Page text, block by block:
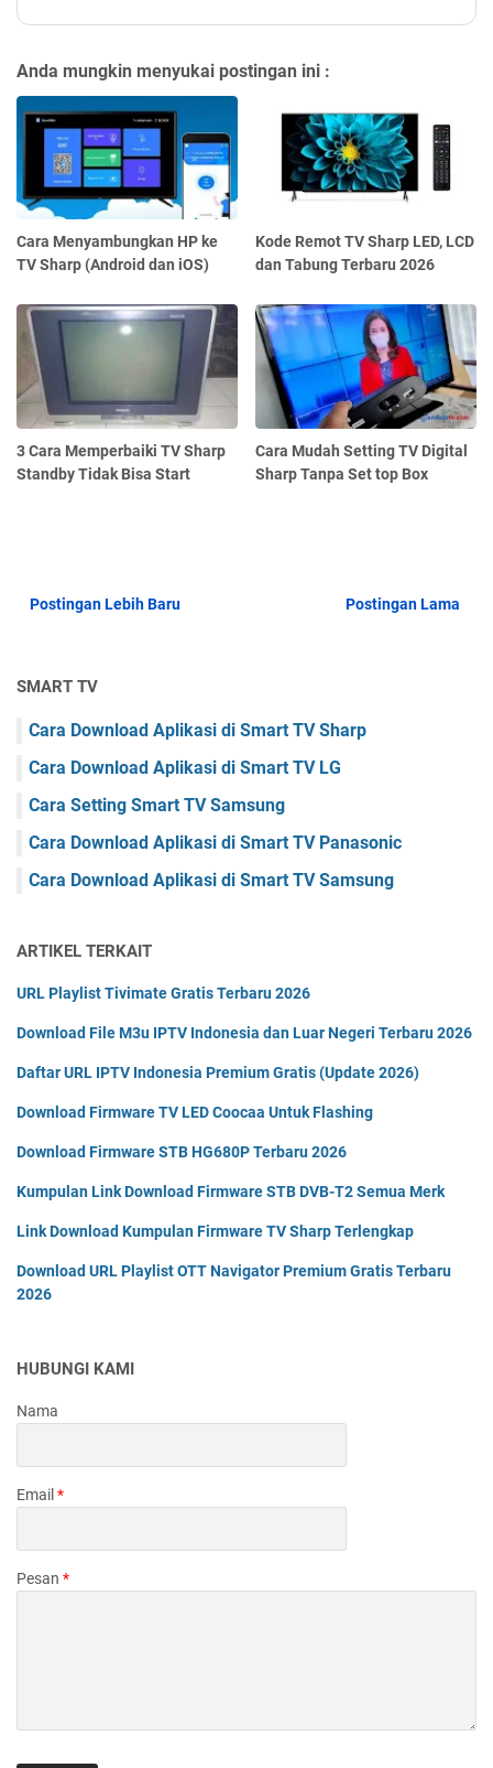
Anda mungkin menyukai postingan ini :
Cara Menyambungkan HP ke
TV Sharp (Android dan iOS)
Kode Remot TV Sharp LED, LCD
dan Tabung Terbaru 2026
3 Cara Memperbaiki TV Sharp
Standby Tidak Bisa Start
Cara Mudah Setting TV Digital
Sharp Tanpa Set top Box
Postingan Lebih Baru Postingan Lama
SMART TV
Cara Download Aplikasi di Smart TV Sharp
Cara Download Aplikasi di Smart TV LG
Cara Setting Smart TV Samsung
Cara Download Aplikasi di Smart TV Panasonic
Cara Download Aplikasi di Smart TV Samsung
ARTIKEL TERKAIT
URL Playlist Tivimate Gratis Terbaru 2026
Download File M3u IPTV Indonesia dan Luar Negeri Terbaru 2026
Daftar URL IPTV Indonesia Premium Gratis (Update 2026)
Download Firmware TV LED Coocaa Untuk Flashing
Download Firmware STB HG680P Terbaru 2026
Kumpulan Link Download Firmware STB DVB-T2 Semua Merk
Link Download Kumpulan Firmware TV Sharp Terlengkap
Download URL Playlist OTT Navigator Premium Gratis Terbaru
2026
HUBUNGI KAMI
Nama
Email *
Pesan *